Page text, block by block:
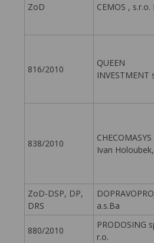
ZoD CEMOS , s.r.o.
816/2010
QUEEN
INVESTMENT
838/2010
Ivan
ZoD-DSP, DP,
DRS
a.s.Ba
880/2010
PRODOSING
r.o.